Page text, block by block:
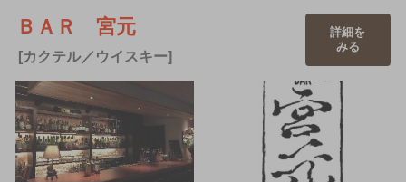
ＢＡＲ 宮元
[カクテル／ウイスキー]
詳細を
みる